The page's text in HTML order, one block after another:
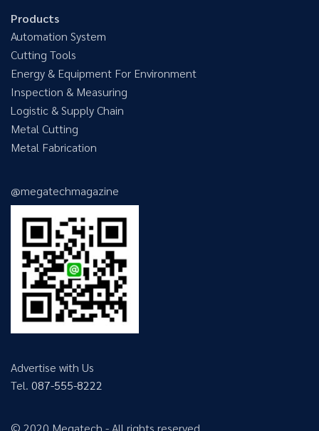
Products
Automation System
Cutting Tools
Energy & Equipment For Environment
Inspection & Measuring
Logistic & Supply Chain
Metal Cutting
Metal Fabrication
@megatechmagazine
Advertise with Us
Tel. 087-555-8222
© 2020 Megatech - All rights reserved